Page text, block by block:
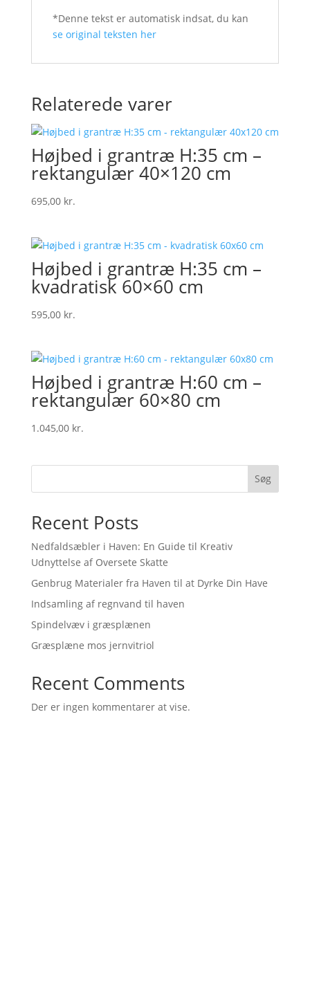
*Denne tekst er automatisk indsat, du kan
se original teksten her
Relaterede varer
Højbed i grantræ H:35 cm –
rektangulær 40×120 cm
695,00 kr.
Højbed i grantræ H:35 cm –
kvadratisk 60×60 cm
595,00 kr.
Højbed i grantræ H:60 cm –
rektangulær 60×80 cm
1.045,00 kr.
Søg
Recent Posts
Nedfaldsæbler i Haven: En Guide til Kreativ
Udnyttelse af Oversete Skatte
Genbrug Materialer fra Haven til at Dyrke Din Have
Indsamling af regnvand til haven
Spindelvæv i græsplænen
Græsplæne mos jernvitriol
Recent Comments
Der er ingen kommentarer at vise.